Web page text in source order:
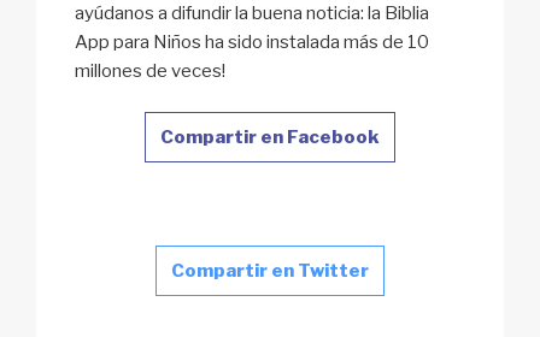
ayúdanos a difundir la buena noticia: la Biblia
App para Niños ha sido instalada más de 10
millones de veces!
Compartir en Facebook
Compartir en Twitter